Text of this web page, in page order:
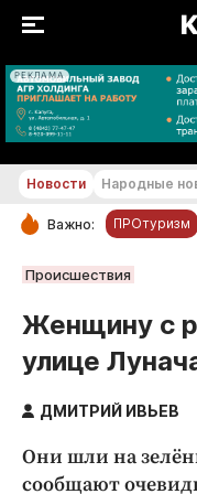
РЕКЛАМА
РУБРИКИ
Новости
Статьи
Народные
Авто и
Новости Народные
Важно: ПРОтуризм
Происшествия
Женщину с
улице
ДМИТРИЙ ИВЬЕВ
Они шли на
сообщают